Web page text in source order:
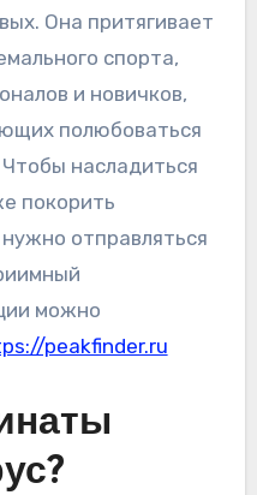
Она притягивает
спорта,
и новичков,
полюбоваться
насладиться
покорить
отправляться
можно
peakfinder.ru